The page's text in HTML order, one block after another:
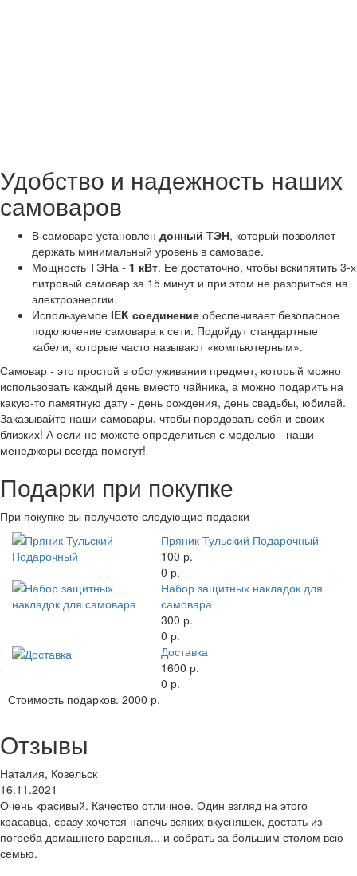
Удобство и надежность наших
самоваров
В самоваре установлен донный ТЭН, который позволяет
держать минимальный уровень в самоваре.
Мощность ТЭНа - 1 кВт. Ее достаточно, чтобы вскипятить 3-х
литровый самовар за 15 минут и при этом не разориться на
электроэнергии.
Используемое IEK соединение обеспечивает безопасное
подключение самовара к сети. Подойдут стандартные
кабели, которые часто называют «компьютерным».
Самовар - это простой в обслуживании предмет, который можно
использовать каждый день вместо чайника, а можно подарить на
какую-то памятную дату - день рождения, день свадьбы, юбилей.
Заказывайте наши самовары, чтобы порадовать себя и своих
близких! А если не можете определиться с моделью - наши
менеджеры всегда помогут!
Подарки при покупке
При покупке вы получаете следующие подарки
Пряник Тульский Подарочный
100 р.
0 р.
Набор защитных накладок для
самовара
300 р.
0 р.
Доставка
1600 р.
0 р.
Стоимость подарков: 2000 р.
Отзывы
Наталия, Козельск
16.11.2021
Очень красивый. Качество отличное. Один взгляд на этого
красавца, сразу хочется напечь всяких вкусняшек, достать из
погреба домашнего варенья... и собрать за большим столом всю
семью.